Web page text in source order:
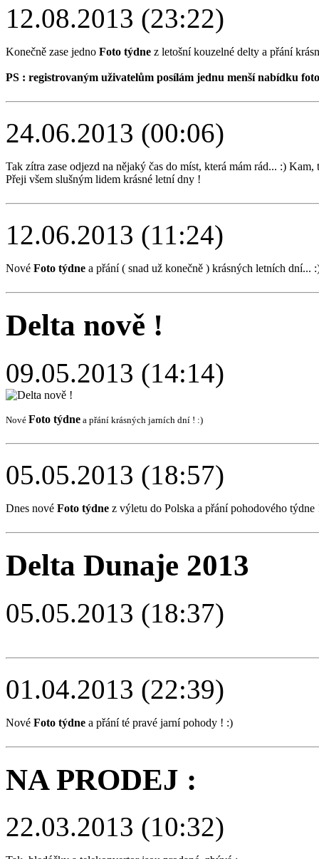
12.08.2013 (23:22)
Konečně zase jedno Foto týdne z letošní kouzelné delty a přání
PS : registrovaným uživatelům posílám jednu menší nabídku
24.06.2013 (00:06)
Tak zítra zase odjezd na nějaký čas do míst, která mám rád... :) Kam,
Přeji všem slušným lidem krásné letní dny !
12.06.2013 (11:24)
Nové Foto týdne a přání ( snad už konečně ) krásných letních dní...
Delta nově !
09.05.2013 (14:14)
Nové Foto týdne a přání krásných jarních dní ! :)
05.05.2013 (18:57)
Dnes nové Foto týdne z výletu do Polska a přání pohodového týdne
Delta Dunaje 2013
05.05.2013 (18:37)
01.04.2013 (22:39)
Nové Foto týdne a přání té pravé jarní pohody ! :)
NA PRODEJ :
22.03.2013 (10:32)